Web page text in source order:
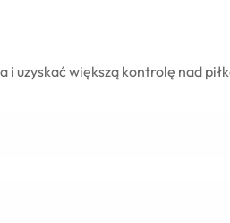
uzyskać większą kontrolę nad